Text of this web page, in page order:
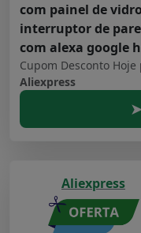
com painel de
interruptor de
com alexa google
Cupom Desconto Hoje
Aliexpress
Aliexpress